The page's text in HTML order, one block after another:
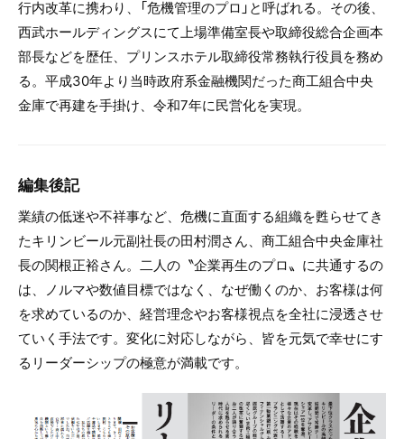
行内改革に携わり、「危機管理のプロ」と呼ばれる。その後、
西武ホールディングスにて上場準備室長や取締役総合企画本
部長などを歴任、プリンスホテル取締役常務執行役員を務め
る。平成30年より当時政府系金融機関だった商工組合中央
金庫で再建を手掛け、令和7年に民営化を実現。
編集後記
業績の低迷や不祥事など、危機に直面する組織を甦らせてき
たキリンビール元副社長の田村潤さん、商工組合中央金庫社
長の関根正裕さん。二人の〝企業再生のプロ〟に共通するの
は、ノルマや数値目標ではなく、なぜ働くのか、お客様は何
を求めているのか、経営理念やお客様視点を全社に浸透させ
ていく手法です。変化に対応しながら、皆を元気で幸せにす
るリーダーシップの極意が満載です。